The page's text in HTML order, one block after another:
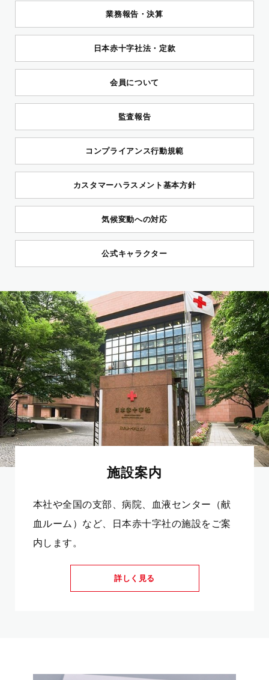
業務報告・決算
日本赤十字社法・定款
会員について
監査報告
コンプライアンス行動規範
カスタマーハラスメント基本方針
気候変動への対応
公式キャラクター
施設案内
本社や全国の支部、病院、血液センター（献
血ルーム）など、日本赤十字社の施設をご案
内します。
詳しく見る